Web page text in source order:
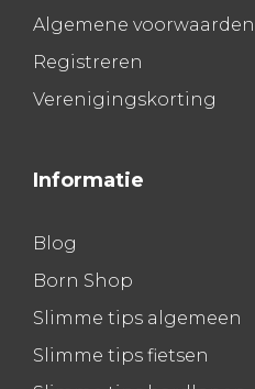
Algemene voorwaarden
Registreren
Verenigingskorting
Informatie
Blog
Born Shop
Slimme tips algemeen
Slimme tips fietsen